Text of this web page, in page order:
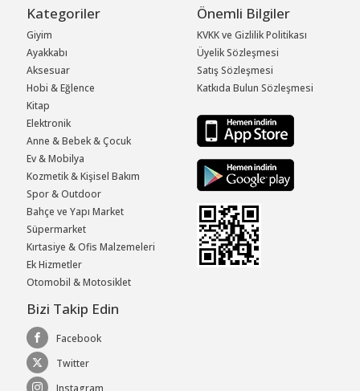
Kategoriler
Giyim
Ayakkabı
Aksesuar
Hobi & Eğlence
Kitap
Elektronik
Anne & Bebek & Çocuk
Ev & Mobilya
Kozmetik & Kişisel Bakım
Spor & Outdoor
Bahçe ve Yapı Market
Süpermarket
Kırtasiye & Ofis Malzemeleri
Ek Hizmetler
Otomobil & Motosiklet
Önemli Bilgiler
KVKK ve Gizlilik Politikası
Üyelik Sözleşmesi
Satış Sözleşmesi
Katkıda Bulun Sözleşmesi
Bizi Takip Edin
Facebook
Twitter
Instagram